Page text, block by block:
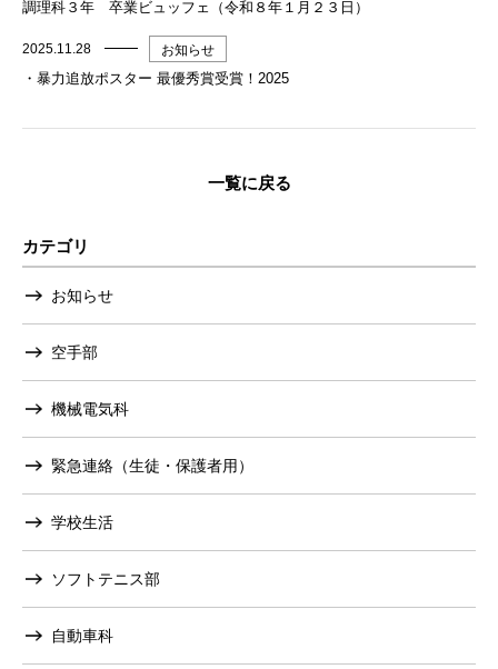
調理科３年 卒業ビュッフェ（令和８年１月２３日）
2025.11.28 お知らせ
・暴力追放ポスター 最優秀賞受賞！2025
一覧に戻る
カテゴリ
お知らせ
空手部
機械電気科
緊急連絡（生徒・保護者用）
学校生活
ソフトテニス部
自動車科